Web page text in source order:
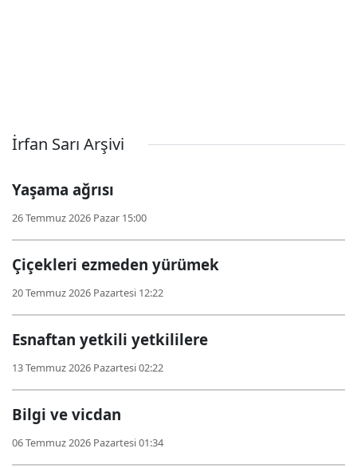
İrfan Sarı Arşivi
Yaşama ağrısı
26 Temmuz 2026 Pazar 15:00
Çiçekleri ezmeden yürümek
20 Temmuz 2026 Pazartesi 12:22
Esnaftan yetkili yetkililere
13 Temmuz 2026 Pazartesi 02:22
Bilgi ve vicdan
06 Temmuz 2026 Pazartesi 01:34